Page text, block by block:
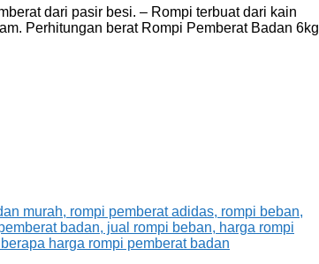
dari pasir besi. – Rompi terbuat dari kain
Perhitungan berat Rompi Pemberat Badan 6kg